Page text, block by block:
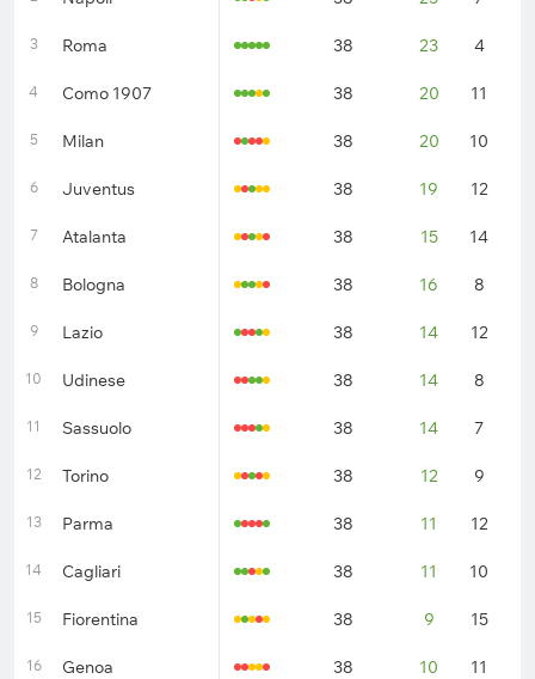
3 Roma 38 23 4
4 Como 1907 38 20 11
5 Milan 38 20 10
6 Juventus 38 19 12
7 Atalanta 38 15 14
8 Bologna 38 16 8
9 Lazio 38 14 12
10 Udinese 38 14 8
11 Sassuolo 38 14 7
12 Torino 38 12 9
13 Parma 38 11 12
14 Cagliari 38 11 10
15 Fiorentina 38 9 15
16 Genoa 38 10 11